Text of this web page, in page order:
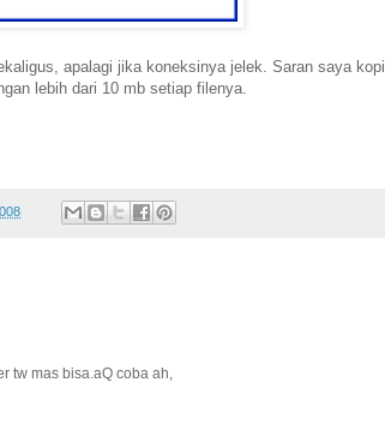
apalagi jika koneksinya jelek. Saran saya kopi
lebih dari 10 mb setiap filenya.
tw mas bisa.aQ coba ah,